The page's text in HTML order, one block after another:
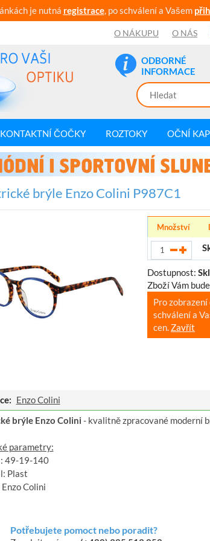
je nutná registrace, po schválení a Vašem
O NÁKUPU O NÁS
ODBORNÉ
INFORMACE
KONTAKTNÍ ČOČKY ROZTOKY OČNÍ
brýle Enzo Colini P987C1
Množství
Dostupnost:
Zboží Vám
Pro
schválení a
cen. Zavřít
Enzo Colini
brýle Enzo Colini - kvalitně zpracované moderní
parametry:
49-19-140
Plast
Colini
Potřebujete pomoct nebo poradit?